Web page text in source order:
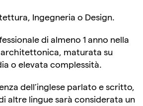
Ingegneria o Design.
di almeno 1 anno nella
architettonica, maturata su
o elevata complessità.
dell’inglese parlato e scritto,
altre lingue sarà considerata un